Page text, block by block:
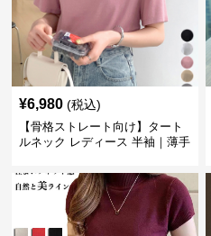
¥6,980 (税込)
【骨格ストレート向け】タート
ルネック レディース 半袖｜薄手